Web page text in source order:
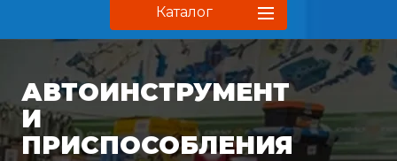
Каталог
АВТОИНСТРУМЕНТ
И
ПРИСПОСОБЛЕНИЯ